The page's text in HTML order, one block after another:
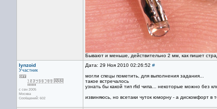
Бывают и меньше, действительно 2 мм, как пишет
lynzoid
Участник
с сен 2005
Москва
Сообщений: 602
Дата: 29 Ноя 2010 02:26:52 #
могли спецы пометить, для выполнения задания...
такое встречалось
узнать бы какой тип rfid чипа... некоторые можно без
извиняюсь, но всетаки чуток юморну - а дискомфорт в